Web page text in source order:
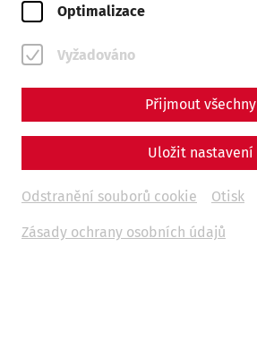
Optimalizace
Vyžadováno
Přijmout všechny
Uložit nastavení
Odstranění souborů cookie Otisk
Zásady ochrany osobních údajů